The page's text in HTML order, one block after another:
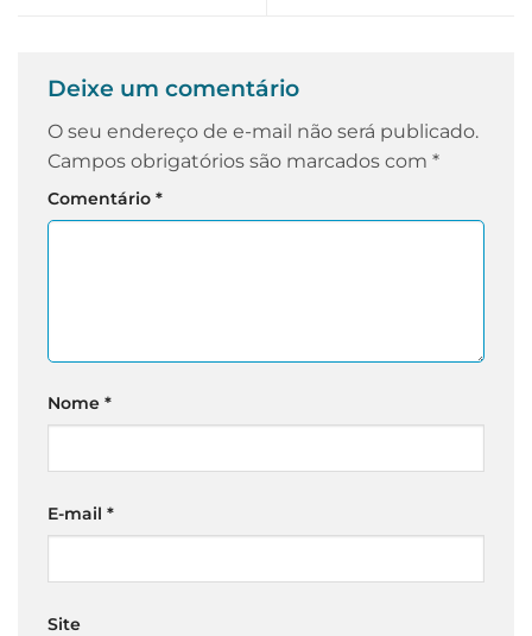
Deixe um comentário
O seu endereço de e-mail não será publicado.
Campos obrigatórios são marcados com *
Comentário *
Nome *
E-mail *
Site